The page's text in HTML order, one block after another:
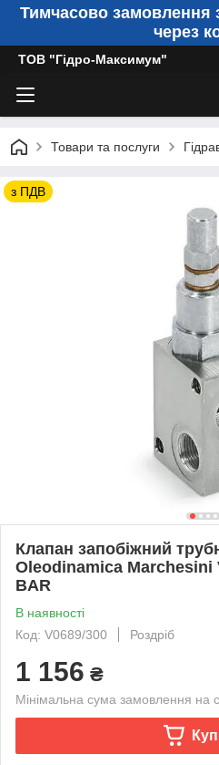
Тимчасово замовлення
через
ТОВ "Гідро-Максимум"
Товари та послуги
з ПДВ
Клапан запобіжний
Oleodinamica Marchesini
BAR
В наявності
Код: V0689/300
Роздріб
1 156 ₴
Мінімальна сума замовлення на